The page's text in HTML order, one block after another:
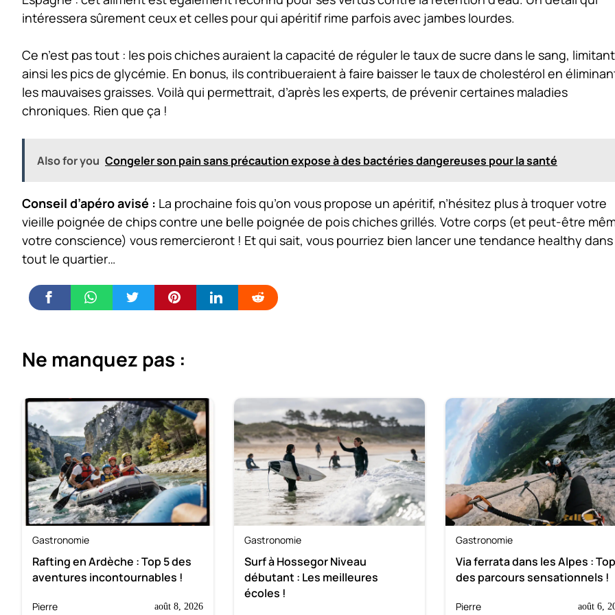
intéressera sûrement ceux et celles pour qui apéritif rime parfois avec jambes lourdes.
Ce n’est pas tout : les pois chiches auraient la capacité de réguler le taux de sucre dans le sang, limitant
ainsi les pics de glycémie. En bonus, ils contribueraient à faire baisser le taux de cholestérol en
les mauvaises graisses. Voilà qui permettrait, d’après les experts, de prévenir certaines maladies
chroniques. Rien que ça !
Also for you Congeler son pain sans précaution expose à des bactéries dangereuses pour la santé
Conseil d’apéro avisé : La prochaine fois qu’on vous propose un apéritif, n’hésitez plus à troquer votre
vieille poignée de chips contre une belle poignée de pois chiches grillés. Votre corps (et peut-être
votre conscience) vous remercieront ! Et qui sait, vous pourriez bien lancer une tendance healthy dans
tout le quartier…
Ne manquez pas :
Gastronomie
Rafting en Ardèche : Top 5 des
aventures incontournables !
Pierre août 8, 2026
Gastronomie
Surf à Hossegor Niveau
débutant : Les meilleures
écoles !
Gastronomie
Via ferrata dans les Alpes :
des parcours sensationnels !
Pierre août 6,